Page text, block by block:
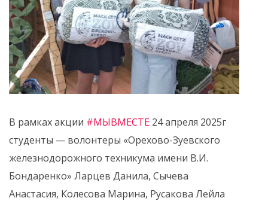
В рамках акции #МЫВМЕСТЕ 24 апреля 2025г
студенты — волонтеры «Орехово-Зуевского
железнодорожного техникума имени В.И.
Бондаренко» Ларцев Данила, Сычева
Анастасия, Колесова Марина, Русакова Лейла